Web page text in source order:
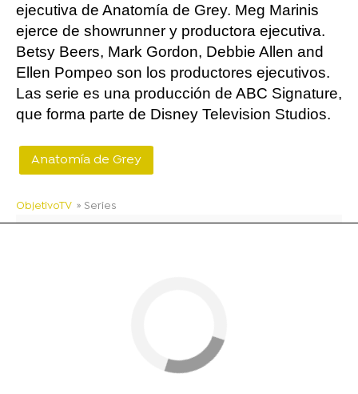
ejecutiva de Anatomía de Grey. Meg Marinis
ejerce de showrunner y productora ejecutiva.
Betsy Beers, Mark Gordon, Debbie Allen and
Ellen Pompeo son los productores ejecutivos.
Las serie es una producción de ABC Signature,
que forma parte de Disney Television Studios.
Anatomía de Grey
ObjetivoTV » Series